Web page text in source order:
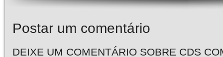
Postar um comentário
DEIXE UM COMENTÁRIO SOBRE CDS